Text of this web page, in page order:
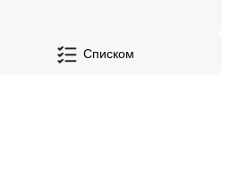
Списком